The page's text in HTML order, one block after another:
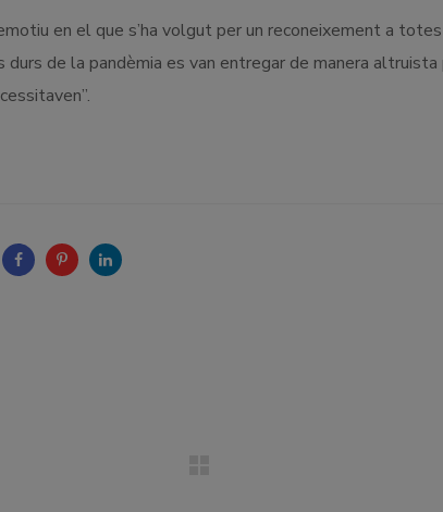
en el que s’ha volgut per un reconeixement a totes
de la pandèmia es van entregar de manera altruista